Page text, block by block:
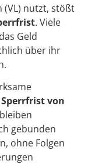
(VL) nutzt, stößt
. Viele
Geld
über ihr
von
gebunden
ohne Folgen